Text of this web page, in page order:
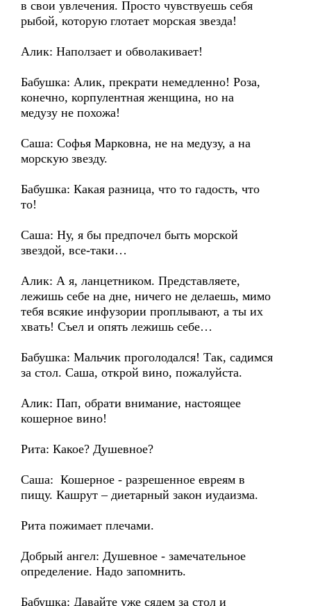
в свои увлечения. Просто чувствуешь себя
рыбой, которую глотает морская звезда!
Алик: Наползает и обволакивает!
Бабушка: Алик, прекрати немедленно! Роза,
конечно, корпулентная женщина, но на
медузу не похожа!
Саша: Софья Марковна, не на медузу, а на
морскую звезду.
Бабушка: Какая разница, что то гадость, что
то!
Саша: Ну, я бы предпочел быть морской
звездой, все-таки…
Алик: А я, ланцетником. Представляете,
лежишь себе на дне, ничего не делаешь, мимо
тебя всякие инфузории проплывают, а ты их
хвать! Съел и опять лежишь себе…
Бабушка: Мальчик проголодался! Так, садимся
за стол. Саша, открой вино, пожалуйста.
Алик: Пап, обрати внимание, настоящее
кошерное вино!
Рита: Какое? Душевное?
Саша: Кошерное - разрешенное евреям в
пищу. Кашрут – диетарный закон иудаизма.
Рита пожимает плечами.
Добрый ангел: Душевное - замечательное
определение. Надо запомнить.
Бабушка: Давайте уже сядем за стол и